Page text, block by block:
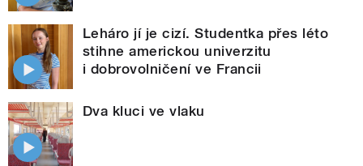
Leháro jí je cizí. Studentka přes léto
stihne americkou univerzitu
i dobrovolničení ve Francii
Dva kluci ve vlaku